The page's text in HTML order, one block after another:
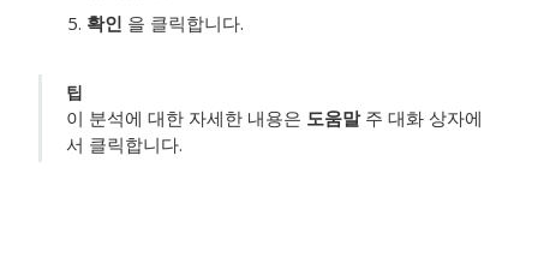
확인 을 클릭합니다.
팁
이 분석에 대한 자세한 내용은 도움말주 대화 상자에
서 클릭합니다.